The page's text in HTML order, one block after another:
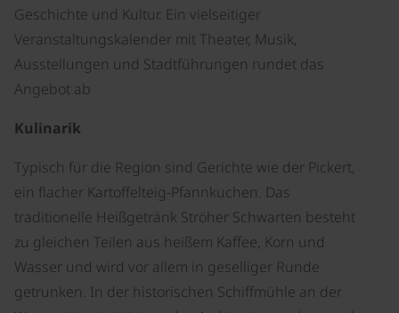
Geschichte und Kultur. Ein vielseitiger
Veranstaltungskalender mit Theater, Musik,
Ausstellungen und Stadtführungen rundet das
Angebot ab
Kulinarik
Typisch für die Region sind Gerichte wie der Pickert,
ein flacher Kartoffelteig-Pfannkuchen. Das
traditionelle Heißgetränk Ströher Schwarten besteht
zu gleichen Teilen aus heißem Kaffee, Korn und
Wasser und wird vor allem in geselliger Runde
getrunken. In der historischen Schiffmühle an der